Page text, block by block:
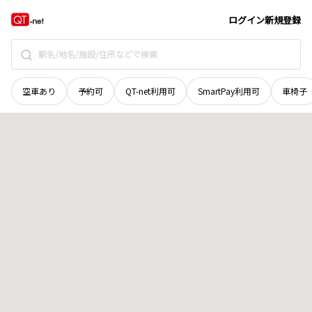
ログイン新規登録
空車あり 予約可 QT-net利用可 SmartPay利用可 車椅子
宮城県